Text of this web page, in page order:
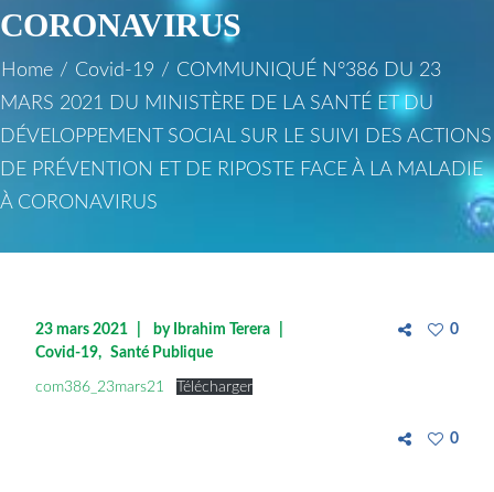
CORONAVIRUS
Home / Covid-19 / COMMUNIQUÉ N°386 DU 23
MARS 2021 DU MINISTÈRE DE LA SANTÉ ET DU
DÉVELOPPEMENT SOCIAL SUR LE SUIVI DES ACTIONS
DE PRÉVENTION ET DE RIPOSTE FACE À LA MALADIE
À CORONAVIRUS
23 mars 2021 by Ibrahim Terera
Covid-19
Santé Publique
0
com386_23mars21 Télécharger
0